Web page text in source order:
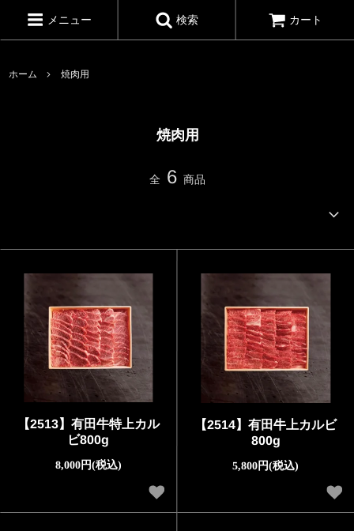
メニュー 検索 カート
ホーム 焼肉用
焼肉用
全 6 商品
【2513】有田牛特上カル
ビ800g
8,000円(税込)
【2514】有田牛上カルビ
800g
5,800円(税込)